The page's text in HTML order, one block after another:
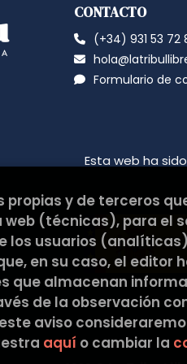
CONTACTO
(+34) 931 53 72
Formulario de
Esta web ha
propias y de terceros
web (técnicas), para el
los usuarios
en su caso, el editor
que almacenan
de la observación
aviso
aquí o cambiar la